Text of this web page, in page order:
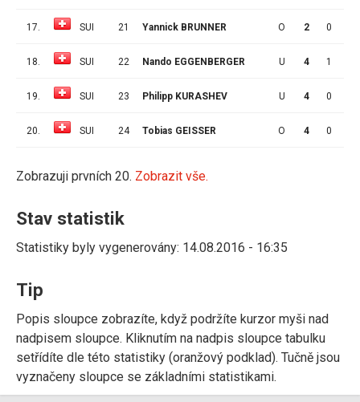
17. SUI 21 Yannick BRUNNER O 2 0
18. SUI 22 Nando EGGENBERGER U 4 1
19. SUI 23 Philipp KURASHEV U 4 0
20. SUI 24 Tobias GEISSER O 4 0
Zobrazuji prvních 20. Zobrazit vše.
Stav statistik
Statistiky byly vygenerovány: 14.08.2016 - 16:35
Tip
Popis sloupce zobrazíte, když podržíte kurzor myši nad
nadpisem sloupce. Kliknutím na nadpis sloupce tabulku
setřídíte dle této statistiky (oranžový podklad). Tučně jsou
vyznačeny sloupce se základními statistikami.